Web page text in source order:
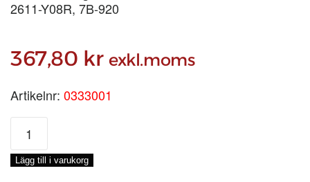
2611-Y08R, 7B-920
367,80 kr exkl.moms
Artikelnr: 0333001
LINOLJEFÄRG
VETEGRÅ,
1-
LIT
Lägg till i varukorg